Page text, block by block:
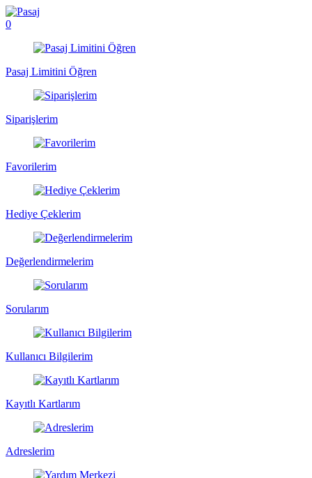
0
Pasaj Limitini Öğren
Siparişlerim
Favorilerim
Hediye Çeklerim
Değerlendirmelerim
Sorularım
Kullanıcı Bilgilerim
Kayıtlı Kartlarım
Adreslerim